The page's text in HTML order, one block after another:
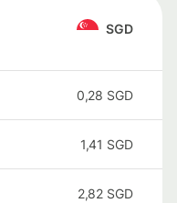
SGD
0,28 SGD
1,41 SGD
2,82 SGD